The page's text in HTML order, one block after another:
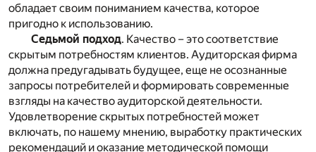
обладает своим пониманием качества, которое
пригодно к использованию.
Седьмой подход. Качество – это соответствие
скрытым потребностям клиентов. Аудиторская фирма
должна предугадывать будущее, еще не осознанные
запросы потребителей и формировать современные
взгляды на качество аудиторской деятельности.
Удовлетворение скрытых потребностей может
включать, по нашему мнению, выработку практических
рекомендаций и оказание методической помощи